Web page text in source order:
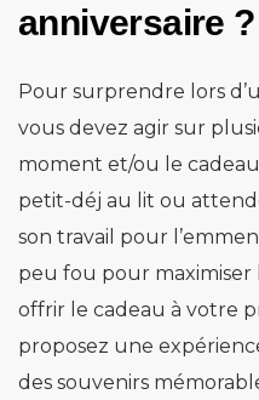
anniversaire ?
Pour surprendre lors
vous devez agir sur
moment et/ou le
petit-déj au lit ou
son travail pour
peu fou pour maximiser
offrir le cadeau à votre
proposez une
des souvenirs